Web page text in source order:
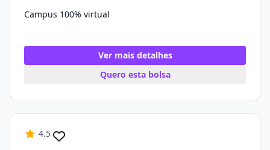
Campus 100% virtual
Ver mais detalhes
Quero esta bolsa
4.5